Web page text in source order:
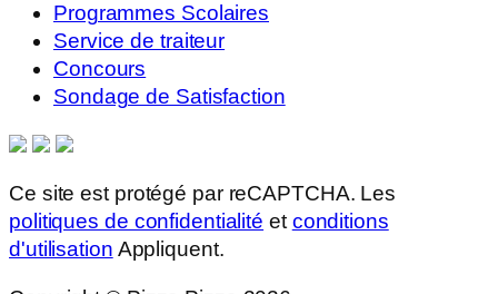
Programmes Scolaires
Service de traiteur
Concours
Sondage de Satisfaction
Ce site est protégé par reCAPTCHA. Les
politiques de confidentialité etconditions
d'utilisation Appliquent.